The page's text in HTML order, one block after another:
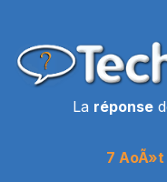
La réponse
7